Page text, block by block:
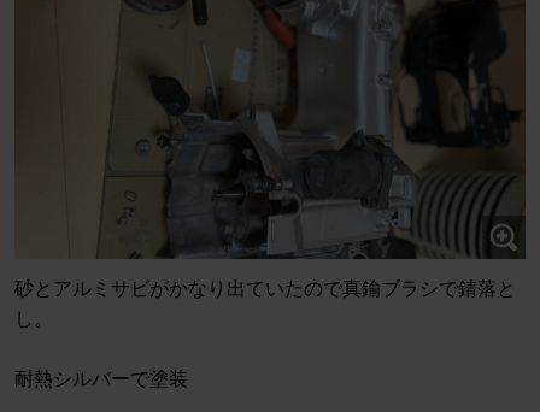
砂とアルミサビがかなり出ていたので真鍮ブラシで錆落と
し。
耐熱シルバーで塗装